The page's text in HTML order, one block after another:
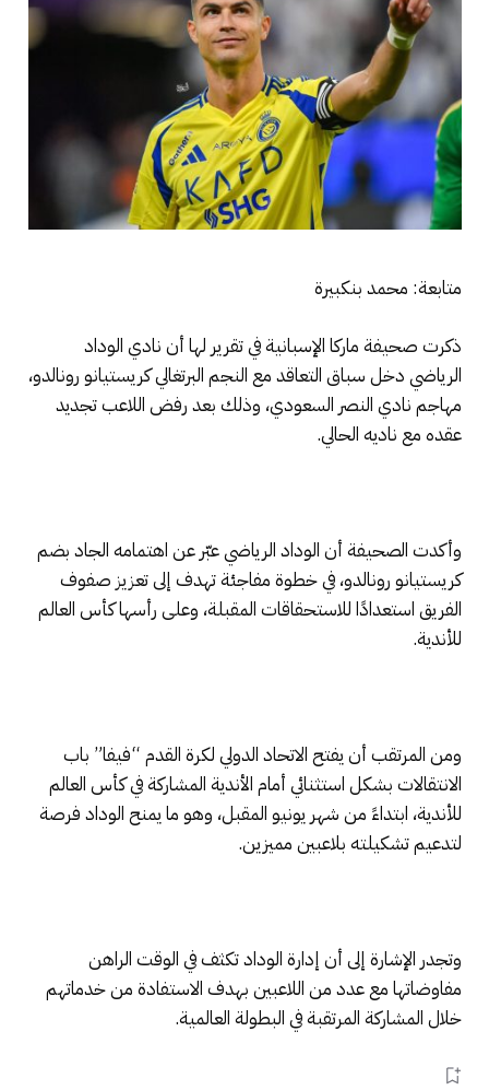
متابعة: محمد بنكبيرة
ذكرت صحيفة ماركا الإسبانية في تقرير لها أن نادي الوداد
الرياضي دخل سباق التعاقد مع النجم البرتغالي كريستيانو رونالدو،
مهاجم نادي النصر السعودي، وذلك بعد رفض اللاعب تجديد
عقده مع ناديه الحالي.
وأكدت الصحيفة أن الوداد الرياضي عبّر عن اهتمامه الجاد بضم
كريستيانو رونالدو، في خطوة مفاجئة تهدف إلى تعزيز صفوف
الفريق استعدادًا للاستحقاقات المقبلة، وعلى رأسها كأس العالم
للأندية.
ومن المرتقب أن يفتح الاتحاد الدولي لكرة القدم “فيفا” باب
الانتقالات بشكل استثنائي أمام الأندية المشاركة في كأس العالم
للأندية، ابتداءً من شهر يونيو المقبل، وهو ما يمنح الوداد فرصة
لتدعيم تشكيلته بلاعبين مميزين.
وتجدر الإشارة إلى أن إدارة الوداد تكثف في الوقت الراهن
مفاوضاتها مع عدد من اللاعبين بهدف الاستفادة من خدماتهم
خلال المشاركة المرتقبة في البطولة العالمية.